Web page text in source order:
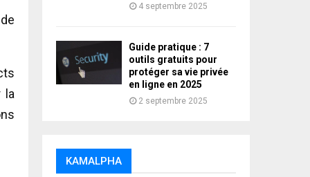
la
4 septembre 2025
Guide pratique : 7
outils gratuits pour
protéger sa vie privée
en ligne en 2025
2 septembre 2025
KAMALPHA